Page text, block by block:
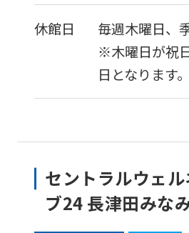
休館日
毎週木曜日、
※木曜日が祝
日となります。
セントラルウェ
ブ24 長津田みな